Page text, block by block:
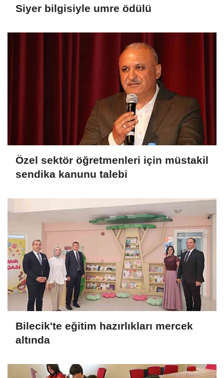
Siyer bilgisiyle umre ödülü
Özel sektör öğretmenleri için müstakil
sendika kanunu talebi
Bilecik'te eğitim hazırlıkları mercek
altında